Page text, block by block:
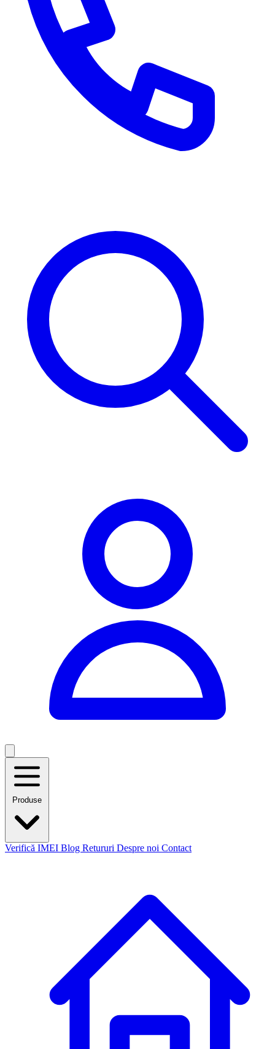
Produse
Verifică IMEI Blog Retururi Despre noi Contact